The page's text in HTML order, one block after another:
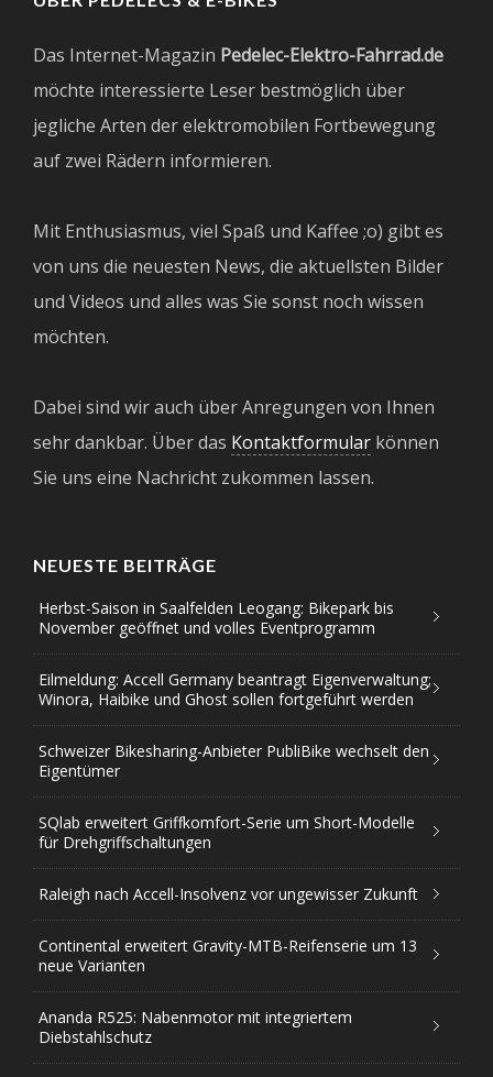
Das Internet-Magazin Pedelec-Elektro-Fahrrad.de
möchte interessierte Leser bestmöglich über
jegliche Arten der elektromobilen Fortbewegung
auf zwei Rädern informieren.
Mit Enthusiasmus, viel Spaß und Kaffee ;o) gibt es
von uns die neuesten News, die aktuellsten Bilder
und Videos und alles was Sie sonst noch wissen
möchten.
Dabei sind wir auch über Anregungen von Ihnen
sehr dankbar. Über das Kontaktformular können
Sie uns eine Nachricht zukommen lassen.
NEUESTE BEITRÄGE
Herbst-Saison in Saalfelden Leogang: Bikepark bis
November geöffnet und volles Eventprogramm
Eilmeldung: Accell Germany beantragt Eigenverwaltung;
Winora, Haibike und Ghost sollen fortgeführt werden
Schweizer Bikesharing-Anbieter PubliBike wechselt den
Eigentümer
SQlab erweitert Griffkomfort-Serie um Short-Modelle
für Drehgriffschaltungen
Raleigh nach Accell-Insolvenz vor ungewisser Zukunft
Continental erweitert Gravity-MTB-Reifenserie um 13
neue Varianten
Ananda R525: Nabenmotor mit integriertem
Diebstahlschutz